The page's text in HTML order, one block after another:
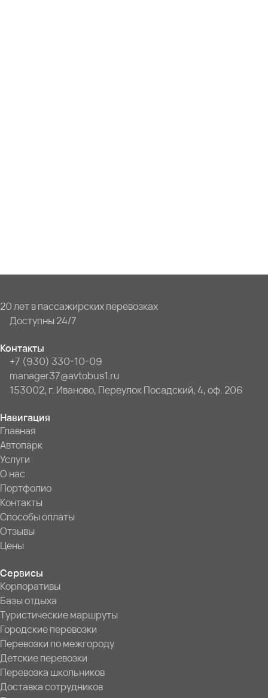
20 лет в пассажирских перевозках
Доступны 24/7
Контакты
+7 (930) 330-10-09
manager37@avtobus1.ru
153002, г. Иваново, Переулок Посадский, 4, оф. 206
Навигация
Главная
Автопарк
Услуги
О нас
Портфолио
Контакты
Способы оплаты
Отзывы
Цены
Сервисы
Корпоративы
Базы отдыха
Туристические маршруты
Городские перевозки
Перевозки по межгороду
Детские перевозки
Перевозка школьников
Доставка сотрудников